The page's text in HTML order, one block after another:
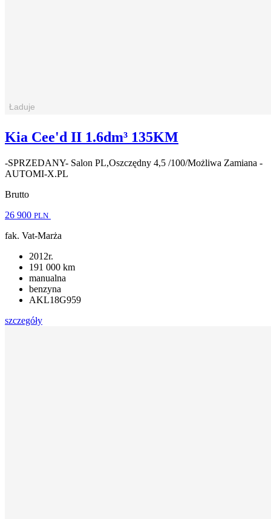
Kia Cee'd II 1.6dm³ 135KM
-SPRZEDANY- Salon PL,Oszczędny 4,5 /100/Możliwa Zamiana -
AUTOMI-X.PL
Brutto
26 900 PLN
fak. Vat-Marża
2012r.
191 000 km
manualna
benzyna
AKL18G959
szczegóły